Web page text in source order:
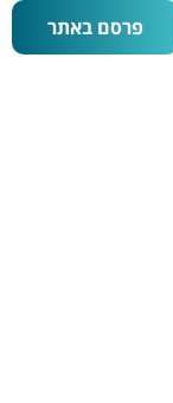
פרסם באתר